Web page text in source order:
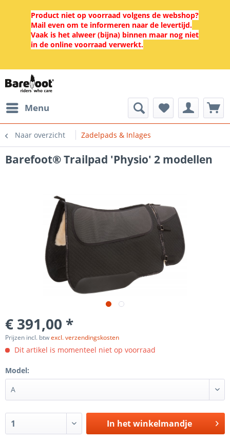
Product niet op voorraad volgens de webshop?
Mail even om te informeren naar de levertijd.
Vaak is het alweer (bijna) binnen maar nog niet
in de online voorraad verwerkt.
Menu
Naar overzicht Zadelpads & Inlages
Barefoot® Trailpad 'Physio' 2 modellen
€ 391,00 *
Prijzen incl. btwexcl. verzendingskosten
Dit artikel is momenteel niet op voorraad
Model:
In het winkelmandje